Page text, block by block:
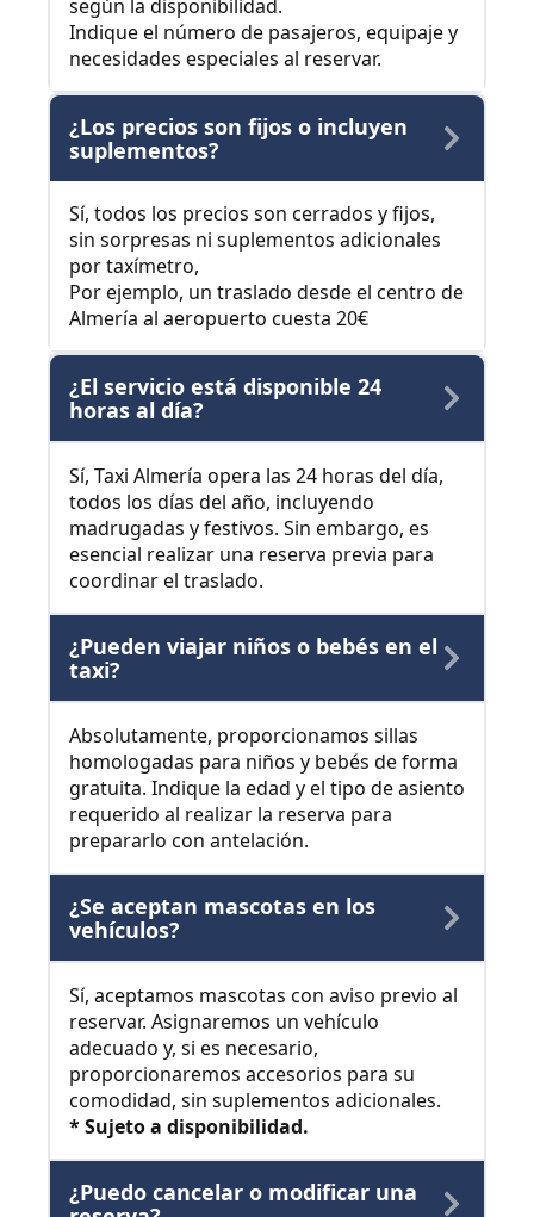
según la disponibilidad.
Indique el número de pasajeros, equipaje y
necesidades especiales al reservar.
¿Los precios son fijos o incluyen
suplementos?
Sí, todos los precios son cerrados y fijos,
sin sorpresas ni suplementos adicionales
por taxímetro,
Por ejemplo, un traslado desde el centro de
Almería al aeropuerto cuesta 20€
¿El servicio está disponible 24
horas al día?
Sí, Taxi Almería opera las 24 horas del día,
todos los días del año, incluyendo
madrugadas y festivos. Sin embargo, es
esencial realizar una reserva previa para
coordinar el traslado.
¿Pueden viajar niños o bebés en el
taxi?
Absolutamente, proporcionamos sillas
homologadas para niños y bebés de forma
gratuita. Indique la edad y el tipo de asiento
requerido al realizar la reserva para
prepararlo con antelación.
¿Se aceptan mascotas en los
vehículos?
Sí, aceptamos mascotas con aviso previo al
reservar. Asignaremos un vehículo
adecuado y, si es necesario,
proporcionaremos accesorios para su
comodidad, sin suplementos adicionales.
* Sujeto a disponibilidad.
¿Puedo cancelar o modificar una